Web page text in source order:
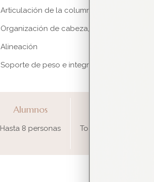
Articulación de la columna vertebral
Organización de cabeza, cuello y hombros
Alineación
Soporte de peso e integración de
Alumnos
Hasta 8 personas Todos los niveles